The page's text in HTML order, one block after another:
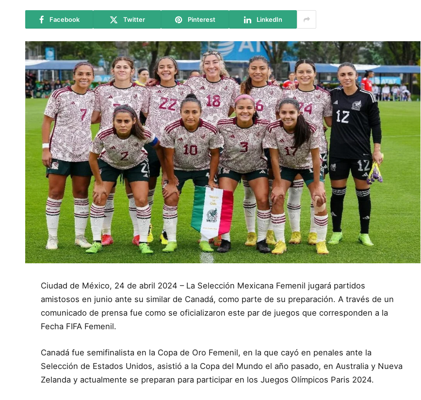
Facebook Twitter Pinterest LinkedIn
Ciudad de México, 24 de abril 2024 – La Selección Mexicana Femenil jugará partidos
amistosos en junio ante su similar de Canadá, como parte de su preparación. A través de un
comunicado de prensa fue como se oficializaron este par de juegos que corresponden a la
Fecha FIFA Femenil.
Canadá fue semifinalista en la Copa de Oro Femenil, en la que cayó en penales ante la
Selección de Estados Unidos, asistió a la Copa del Mundo el año pasado, en Australia y Nueva
Zelanda y actualmente se preparan para participar en los Juegos Olímpicos Paris 2024.